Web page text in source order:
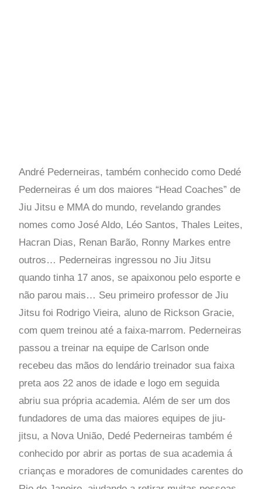
André Pederneiras, também conhecido como Dedé
Pederneiras é um dos maiores “Head Coaches” de
Jiu Jitsu e MMA do mundo, revelando grandes
nomes como José Aldo, Léo Santos, Thales Leites,
Hacran Dias, Renan Barão, Ronny Markes entre
outros… Pederneiras ingressou no Jiu Jitsu
quando tinha 17 anos, se apaixonou pelo esporte e
não parou mais… Seu primeiro professor de Jiu
Jitsu foi Rodrigo Vieira, aluno de Rickson Gracie,
com quem treinou até a faixa-marrom. Pederneiras
passou a treinar na equipe de Carlson onde
recebeu das mãos do lendário treinador sua faixa
preta aos 22 anos de idade e logo em seguida
abriu sua própria academia. Além de ser um dos
fundadores de uma das maiores equipes de jiu-
jitsu, a Nova União, Dedé Pederneiras também é
conhecido por abrir as portas de sua academia á
crianças e moradores de comunidades carentes do